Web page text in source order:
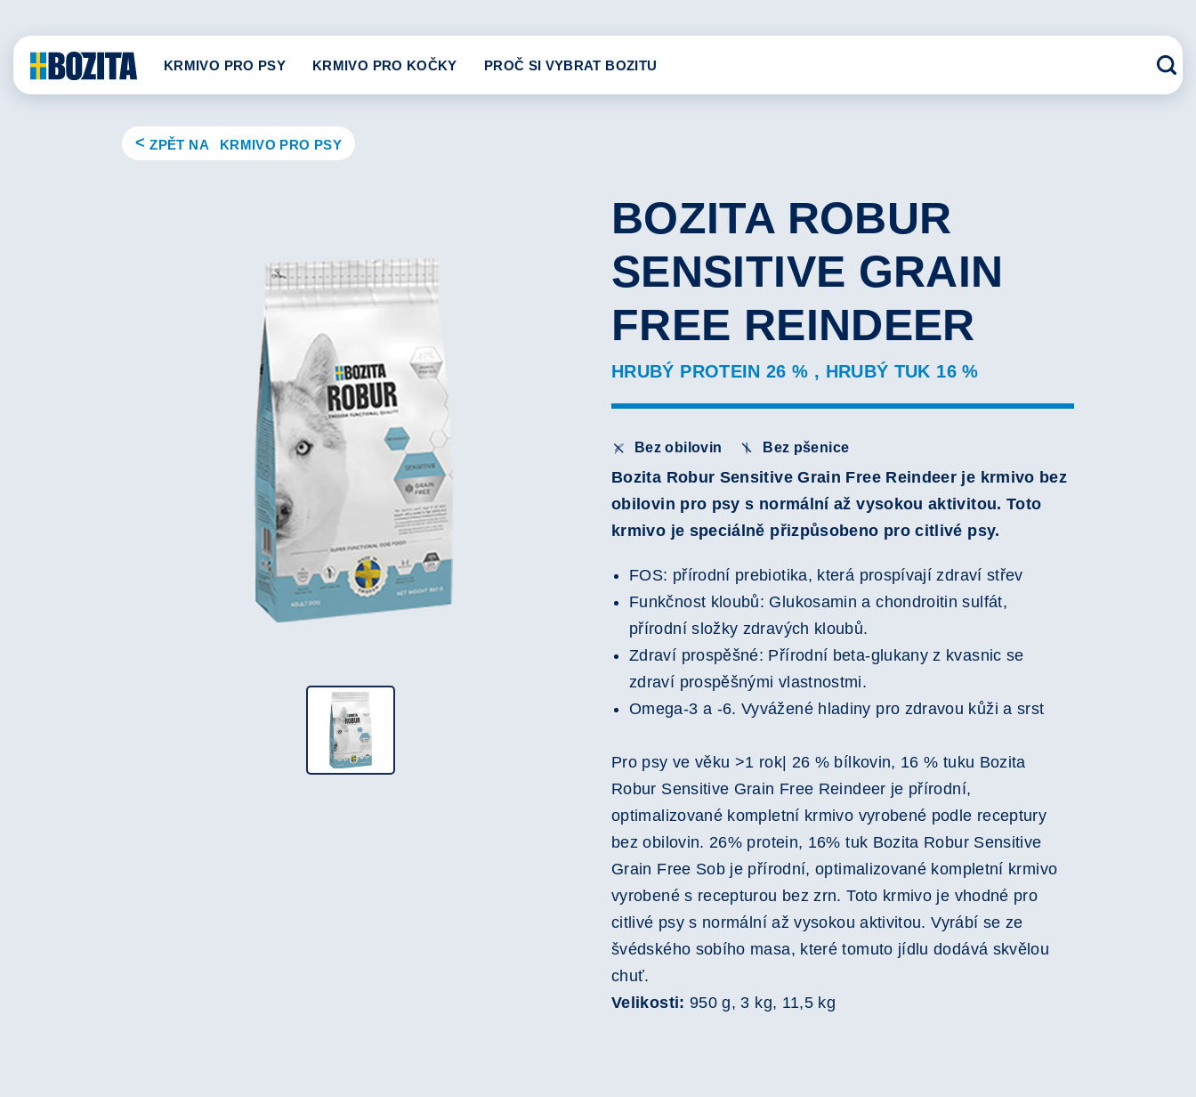
content
KRMIVO PRO PSY KRMIVO PRO KOČKY PROČ SI VYBRAT BOZITU
ZPĚT NA KRMIVO PRO PSY
BOZITA ROBUR
SENSITIVE GRAIN
FREE REINDEER
HRUBÝ PROTEIN 26 % , HRUBÝ TUK 16 %
Bez obilovin Bez pšenice
Bozita Robur Sensitive Grain Free Reindeer je krmivo bez
obilovin pro psy s normální až vysokou aktivitou. Toto
krmivo je speciálně přizpůsobeno pro citlivé psy.
FOS: přírodní prebiotika, která prospívají zdraví střev
Funkčnost kloubů: Glukosamin a chondroitin sulfát,
přírodní složky zdravých kloubů.
Zdraví prospěšné: Přírodní beta-glukany z kvasnic se
zdraví prospěšnými vlastnostmi.
Omega-3 a -6. Vyvážené hladiny pro zdravou kůži a srst
Pro psy ve věku >1 rok| 26 % bílkovin, 16 % tuku Bozita
Robur Sensitive Grain Free Reindeer je přírodní,
optimalizované kompletní krmivo vyrobené podle receptury
bez obilovin. 26% protein, 16% tuk Bozita Robur Sensitive
Grain Free Sob je přírodní, optimalizované kompletní krmivo
vyrobené s recepturou bez zrn. Toto krmivo je vhodné pro
citlivé psy s normální až vysokou aktivitou. Vyrábí se ze
švédského sobího masa, které tomuto jídlu dodává skvělou
chuť.
Velikosti: 950 g, 3 kg, 11,5 kg